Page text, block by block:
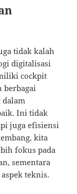
tidak kalah
digitalisasi
cockpit
berbagai
dalam
Ini tidak
juga efisiensi
kita
fokus pada
sementara
teknis.